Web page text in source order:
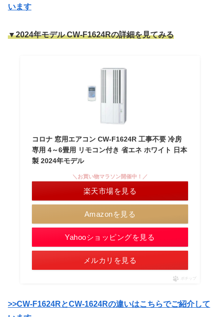
います
▼2024年モデル CW-F1624Rの詳細を見てみる
コロナ 窓用エアコン CW-F1624R 工事不要 冷房
専用 4～6畳用 リモコン付き 省エネ ホワイト 日本
製 2024年モデル
Amazonを見る
＼お買い物マラソン開催中！／
楽天市場を見る
Yahooショッピングを見る
メルカリを見る
ポチップ
>>CW-F1624RとCW-1624Rの違いはこちらでご紹介して